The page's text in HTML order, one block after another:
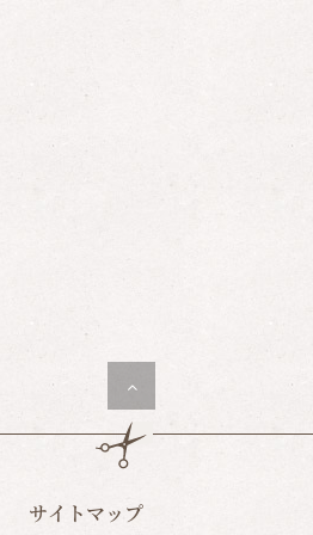
サイトマップ